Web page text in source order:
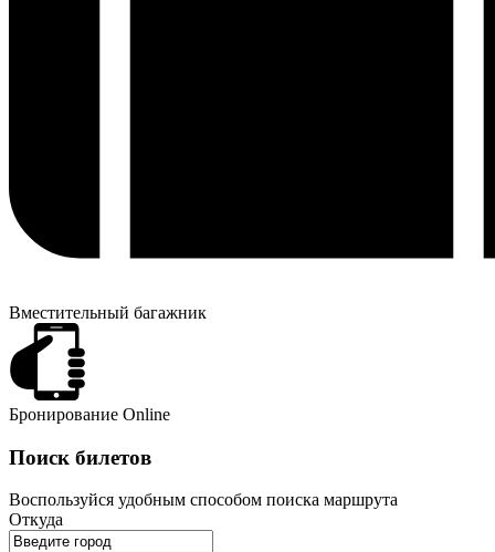
Вместительный багажник
Бронирование Online
Поиск билетов
Воспользуйся удобным способом поиска маршрута
Откуда